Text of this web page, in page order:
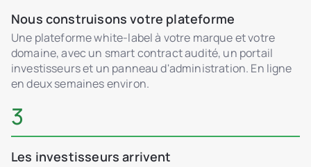
Nous construisons votre plateforme
Une plateforme white-label à votre marque et votre
domaine, avec un smart contract audité, un portail
investisseurs et un panneau d'administration. En ligne
en deux semaines environ.
3
Les investisseurs arrivent